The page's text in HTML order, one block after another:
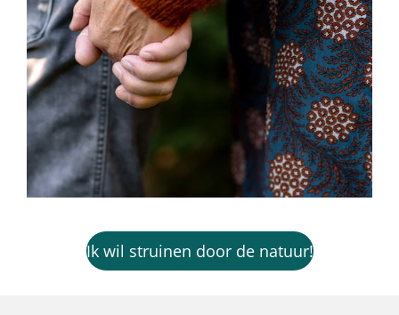
Ik wil struinen door de natuur!